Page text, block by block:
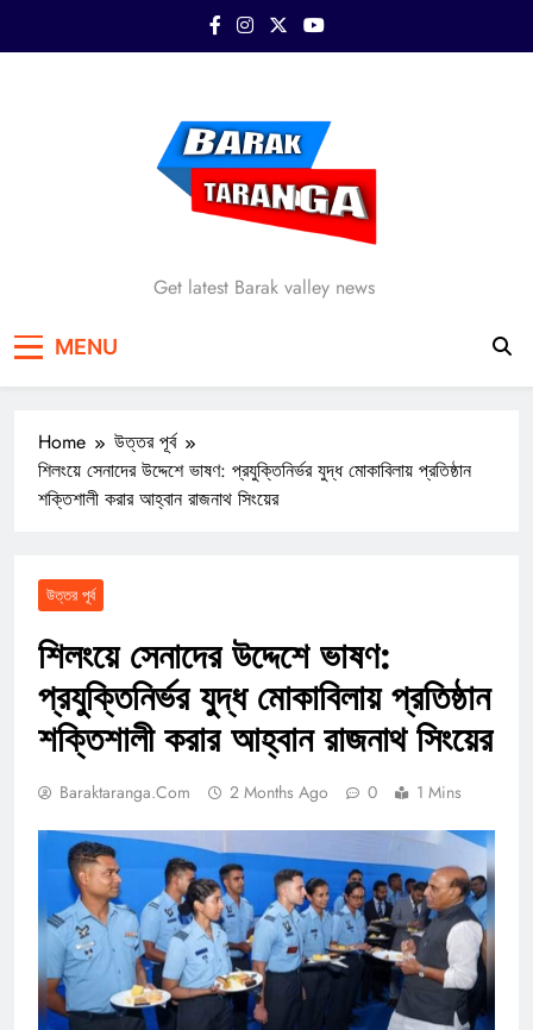
Barak Taranga
Get latest Barak valley news
MENU
Home
উত্তর পূর্ব
শিলংয়ে সেনাদের উদ্দেশে ভাষণ: প্রযুক্তিনির্ভর যুদ্ধ মোকাবিলায় প্রতিষ্ঠান
শক্তিশালী করার আহ্বান রাজনাথ সিংয়ের
উত্তর পূর্ব
শিলংয়ে সেনাদের উদ্দেশে ভাষণ:
প্রযুক্তিনির্ভর যুদ্ধ মোকাবিলায় প্রতিষ্ঠান
শক্তিশালী করার আহ্বান রাজনাথ সিংয়ের
Baraktaranga.com 2 Months Ago 0 1 Mins